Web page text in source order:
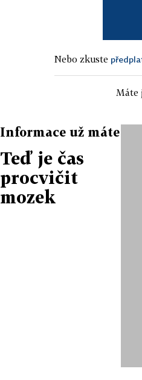
Nebo zkuste
Máte
Informace už máte
Teď je čas
procvičit
mozek